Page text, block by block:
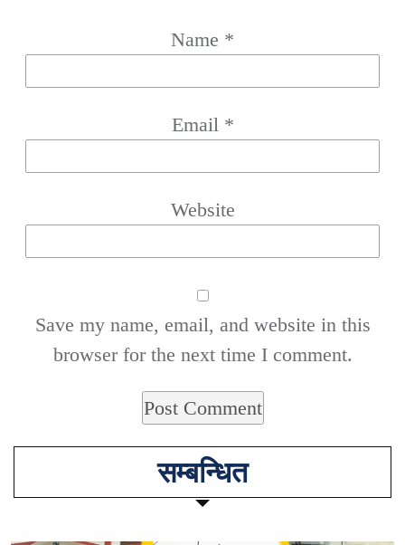
Name *
Email *
Website
Save my name, email, and website in this
browser for the next time I comment.
सम्बन्धित